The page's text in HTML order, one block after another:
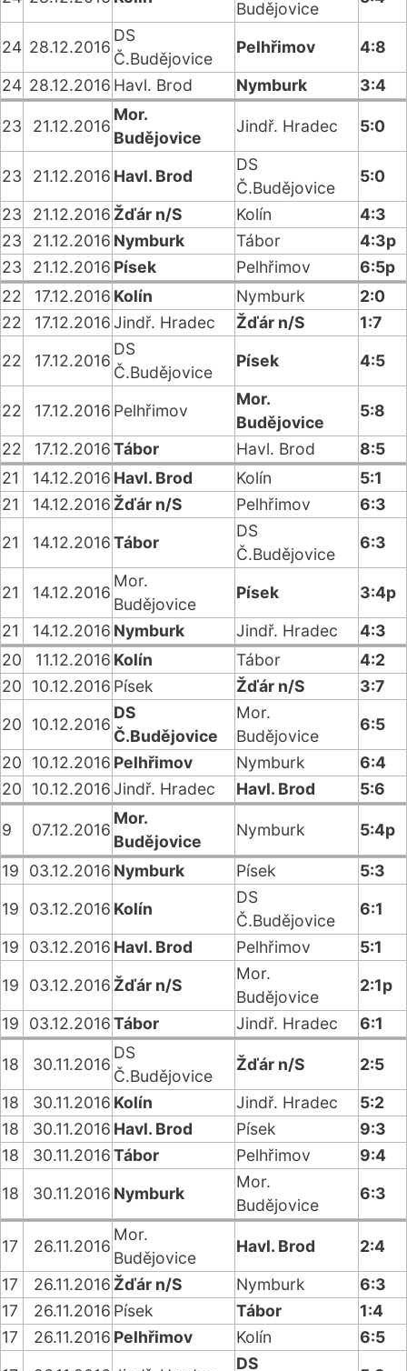
Budějovice
24 28.12.2016
DS
Č.Budějovice
Pelhřimov
4:8
24 28.12.2016 Havl. Brod Nymburk 3:4
23 21.12.2016
Mor.
Budějovice
Jindř. Hradec 5:0
23 21.12.2016 Havl. Brod
DS
Č.Budějovice
5:0
23
21.12.2016 Žďár n/S Kolín
4:3
23
21.12.2016 Nymburk Tábor
4:3p
23
21.12.2016 Písek Pelhřimov
6:5p
22
17.12.2016 Kolín Nymburk
2:0
22
17.12.2016Jindř. Hradec Žďár n/S
1:7
22
17.12.2016
DS
Č.Budějovice
Písek 4:5
22 17.12.2016 Pelhřimov
Mor.
Budějovice
5:8
22
17.12.2016Tábor Havl. Brod
8:5
21
14.12.2016 Havl. Brod Kolín
5:1
21
14.12.2016 Žďár n/S Pelhřimov
6:3
21
14.12.2016Tábor
DS
Č.Budějovice
6:3
21 14.12.2016
Mor.
Budějovice
Písek
3:4p
21
14.12.2016 Nymburk Jindř. Hradec
4:3
20
11.12.2016 Kolín Tábor
4:2
20
10.12.2016 Písek Žďár n/S
3:7
20
10.12.2016
DS
Č.Budějovice
Mor.
Budějovice
6:5
20
10.12.2016 Pelhřimov Nymburk
6:4
20
10.12.2016Jindř. Hradec Havl. Brod 5:6
9 07.12.2016
Mor.
Budějovice
Nymburk 5:4p
19 03.12.2016 Nymburk Písek
5:3
19
03.12.2016 Kolín
DS
Č.Budějovice
6:1
19
03.12.2016 Havl. Brod Pelhřimov
5:1
19
03.12.2016 Žďár n/S
Mor.
Budějovice
2:1p
19
03.12.2016Tábor Jindř. Hradec 6:1
18 30.11.2016
DS
Č.Budějovice
Žďár n/S
2:5
18
30.11.2016 Kolín Jindř. Hradec
5:2
18
30.11.2016 Havl. Brod Písek
9:3
18
30.11.2016Tábor Pelhřimov
9:4
18
30.11.2016 Nymburk
Mor.
Budějovice
6:3
17 26.11.2016
Mor.
Budějovice
Havl. Brod
2:4
17
26.11.2016 Žďár n/S Nymburk
6:3
17
26.11.2016 Písek Tábor
1:4
17
26.11.2016 Pelhřimov Kolín
6:5
DS